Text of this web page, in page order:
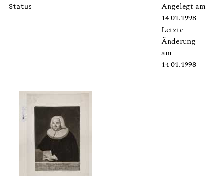
Status
Angelegt am
14.01.1998
Letzte
Änderung
am
14.01.1998